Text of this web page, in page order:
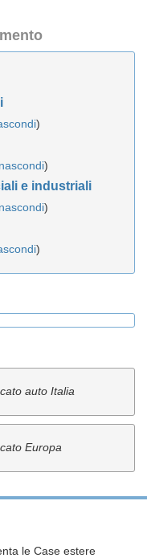
)
)
e industriali
)
)
auto Italia
Europa
le Case estere